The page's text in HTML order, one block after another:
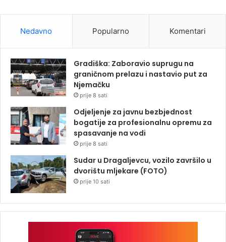
Nedavno Popularno Komentari
Gradiška: Zaboravio suprugu na
graničnom prelazu i nastavio put za
Njemačku
prije 8 sati
Odjeljenje za javnu bezbjednost
bogatije za profesionalnu opremu za
spasavanje na vodi
prije 8 sati
Sudar u Dragaljevcu, vozilo završilo u
dvorištu mljekare (FOTO)
prije 10 sati